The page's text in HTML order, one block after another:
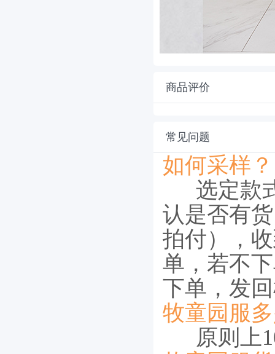
商品评价
常见问题
如何采样？
选定款
认是否有
拍付），
单，若不
下单，发
牧童园服
原则上